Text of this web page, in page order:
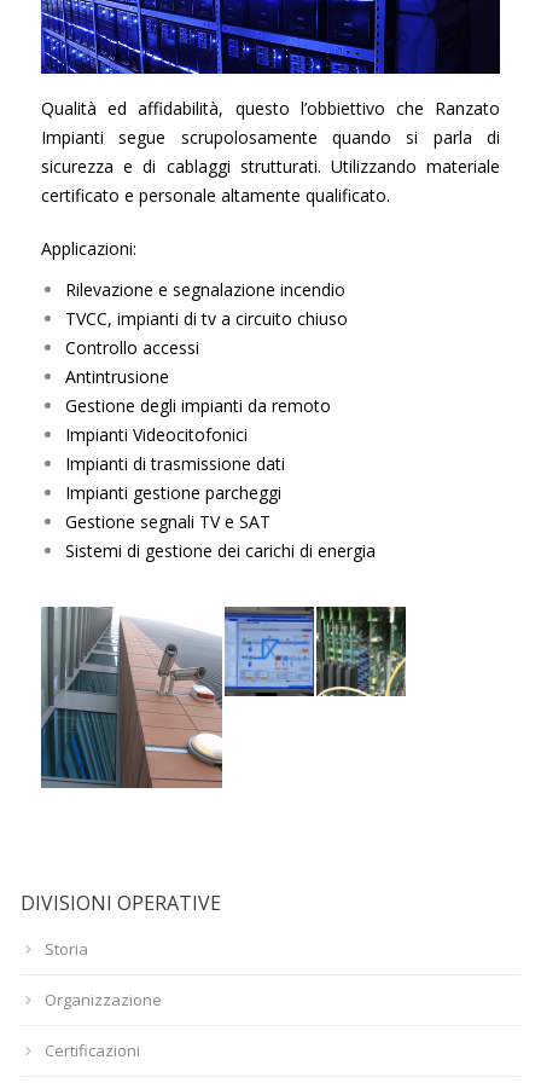
CASE HISTORY
COMPANY PROFILE
CONTATTI
AREA CLIENTI
Qualità ed affidabilità, questo l’obbiettivo che Ranzato
Impianti segue scrupolosamente quando si parla di
sicurezza e di cablaggi strutturati. Utilizzando materiale
certificato e personale altamente qualificato.
Applicazioni:
Rilevazione e segnalazione incendio
TVCC, impianti di tv a circuito chiuso
Controllo accessi
Antintrusione
Gestione degli impianti da remoto
Impianti Videocitofonici
Impianti di trasmissione dati
Impianti gestione parcheggi
Gestione segnali TV e SAT
Sistemi di gestione dei carichi di energia
DIVISIONI OPERATIVE
Storia
Organizzazione
Certificazioni